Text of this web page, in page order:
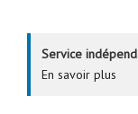
Service
En savoir plus